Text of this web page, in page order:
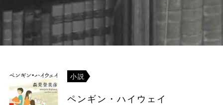
小説
ペンギン・ハイウェイ